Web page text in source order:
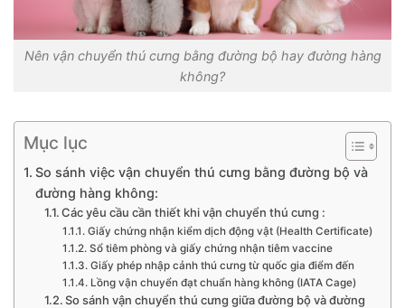
Nên vận chuyển thú cưng bằng đường bộ hay đường hàng
không?
Mục lục
So sánh việc vận chuyển thú cưng bằng đường bộ và
đường hàng không:
Các yêu cầu cần thiết khi vận chuyển thú cưng :
Giấy chứng nhận kiểm dịch động vật (Health Certificate)
Sổ tiêm phòng và giấy chứng nhận tiêm vaccine
Giấy phép nhập cảnh thú cưng từ quốc gia điểm đến
Lồng vận chuyển đạt chuẩn hàng không (IATA Cage)
So sánh vận chuyển thú cưng giữa đường bộ và đường